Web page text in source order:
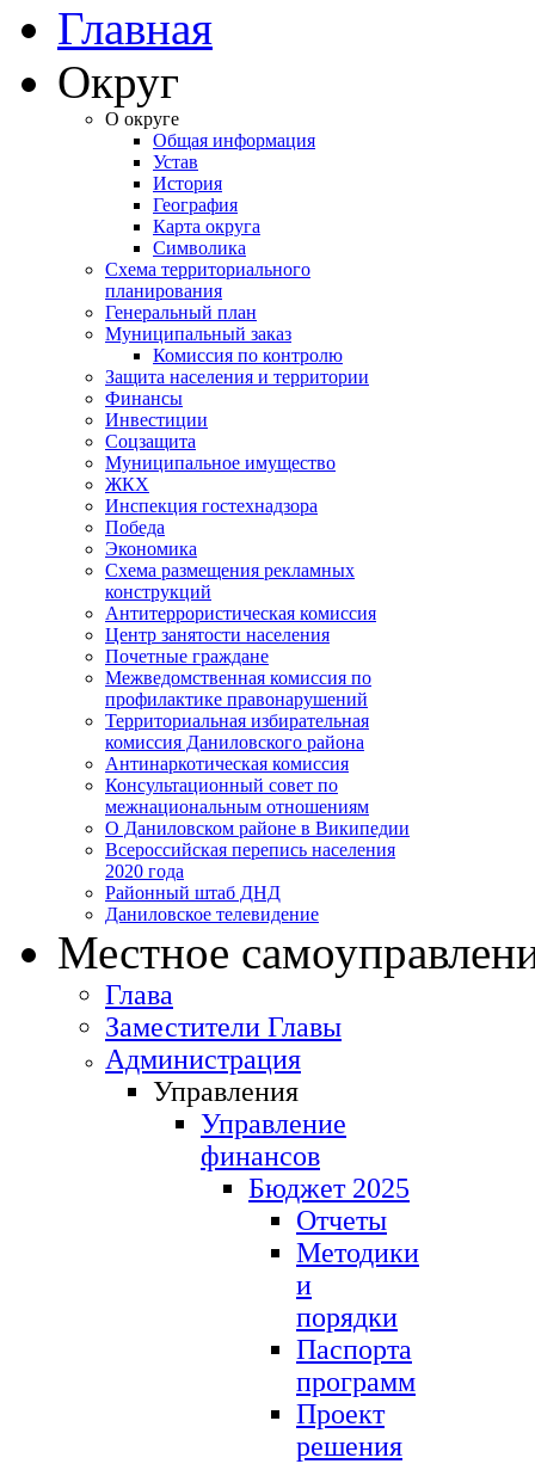
Главная
Округ
О округе
Общая информация
Устав
История
География
Карта округа
Символика
Схема территориального
планирования
Генеральный план
Муниципальный заказ
Комиссия по контролю
Защита населения и территории
Финансы
Инвестиции
Соцзащита
Муниципальное имущество
ЖКХ
Инспекция гостехнадзора
Победа
Экономика
Схема размещения рекламных
конструкций
Антитеррористическая комиссия
Центр занятости населения
Почетные граждане
Межведомственная комиссия по
профилактике правонарушений
Территориальная избирательная
комиссия Даниловского района
Антинаркотическая комиссия
Консультационный совет по
межнациональным отношениям
О Даниловском районе в Википедии
Всероссийская перепись населения
2020 года
Районный штаб ДНД
Даниловское телевидение
Местное
Глава
Заместители Главы
Администрация
Управления
Управление
финансов
Бюджет 2025
Отчеты
Методики
и
порядки
Паспорта
программ
Проект
решения